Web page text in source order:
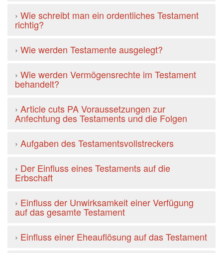
› Wie schreibt man ein ordentliches Testament
richtig?
› Wie werden Testamente ausgelegt?
› Wie werden Vermögensrechte im Testament
behandelt?
› Article cuts PA Voraussetzungen zur
Anfechtung des Testaments und die Folgen
› Aufgaben des Testamentsvollstreckers
› Der Einfluss eines Testaments auf die
Erbschaft
› Einfluss der Unwirksamkeit einer Verfügung
auf das gesamte Testament
› Einfluss einer Eheauflösung auf das Testament